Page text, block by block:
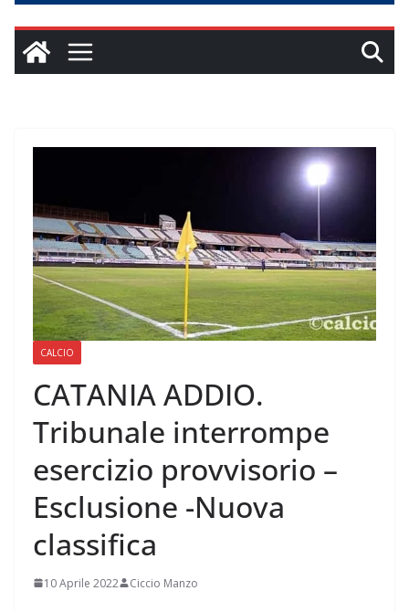
CALCIO
CATANIA ADDIO.
Tribunale interrompe
esercizio provvisorio –
Esclusione -Nuova
classifica
10 Aprile 2022 Ciccio Manzo